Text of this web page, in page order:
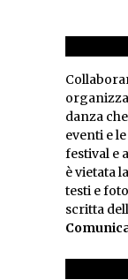
danza
eventi e
festival e
è vietata
testi e
scritta